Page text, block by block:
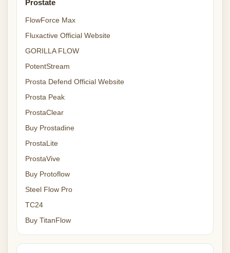
Prostate
FlowForce Max
Fluxactive Official Website
GORILLA FLOW
PotentStream
Prosta Defend Official Website
Prosta Peak
ProstaClear
Buy Prostadine
ProstaLite
ProstaVive
Buy Protoflow
Steel Flow Pro
TC24
Buy TitanFlow